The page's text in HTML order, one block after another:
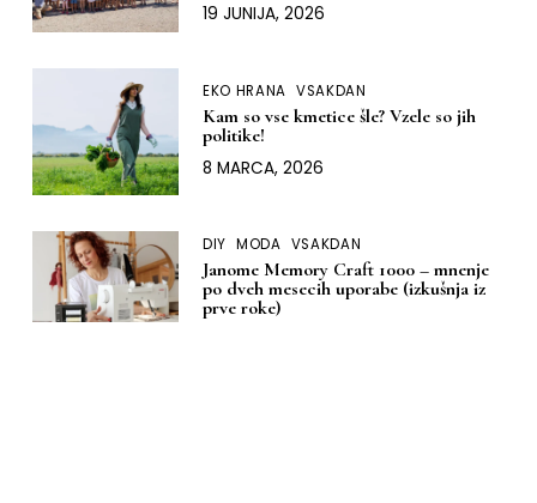
19 JUNIJA, 2026
EKO HRANA VSAKDAN
Kam so vse kmetice šle? Vzele so jih
politike!
8 MARCA, 2026
DIY MODA VSAKDAN
Janome Memory Craft 1000 – mnenje
po dveh mesecih uporabe (izkušnja iz
prve roke)